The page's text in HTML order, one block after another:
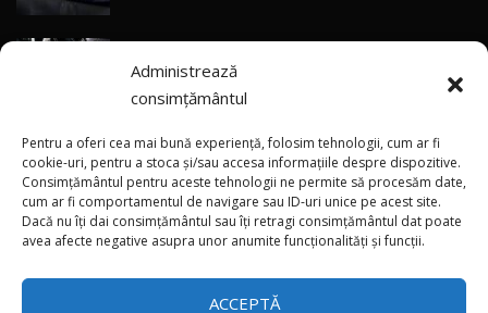
Administrează
consimțământul
Pentru a oferi cea mai bună experiență, folosim tehnologii, cum ar fi
cookie-uri, pentru a stoca și/sau accesa informațiile despre dispozitive.
Consimțământul pentru aceste tehnologii ne permite să procesăm date,
cum ar fi comportamentul de navigare sau ID-uri unice pe acest site.
Dacă nu îți dai consimțământul sau îți retragi consimțământul dat poate
avea afecte negative asupra unor anumite funcționalități și funcții.
ACCEPTĂ
AutoBlog.MD
13:56
Noul Volvo EX90 / Test Drive AutoBlog.MD
32:06
33
MG RX5 - își merită banii? / Test Drive
AutoBlog.MD
care elimină decalajul turbo
ANRE: Detensionarea relativă a situației din
Golf influențează prețurile la carburanți în
Moldova
(foto/video) Imaginea zilei: Și în SUA polițiștii
uneori „stau în tufari”
×